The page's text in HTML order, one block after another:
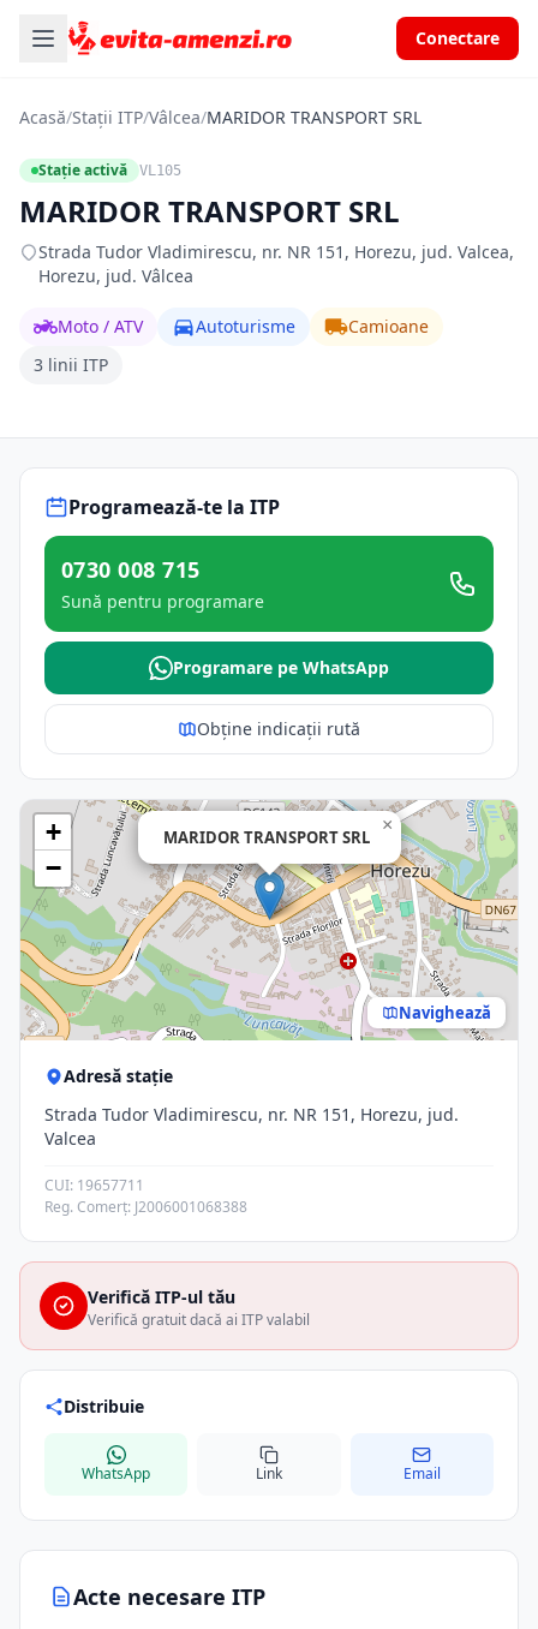
Conectare
Acasă/Stații ITP/Vâlcea/MARIDOR TRANSPORT SRL
Stație activă VL105
MARIDOR TRANSPORT SRL
Strada Tudor Vladimirescu, nr. NR 151, Horezu, jud. Valcea,
Horezu, jud. Vâlcea
Moto / ATV Autoturisme
Camioane
3 linii ITP
Acte necesare ITP
Programează-te la ITP
0730 008 715
Sună pentru programare
Programare pe WhatsApp
Obține indicații rută
MARIDOR TRANSPORT SRL
×
+
−
Navighează
Adresă stație
Strada Tudor Vladimirescu, nr. NR 151, Horezu, jud.
Valcea
CUI: 19657711
Reg. Comerț: J2006001068388
Verifică ITP-ul tău
Verifică gratuit dacă ai ITP valabil
Distribuie
WhatsApp Link Email